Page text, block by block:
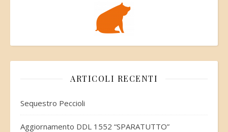
ARTICOLI RECENTI
Sequestro Peccioli
Aggiornamento DDL 1552 “SPARATUTTO”